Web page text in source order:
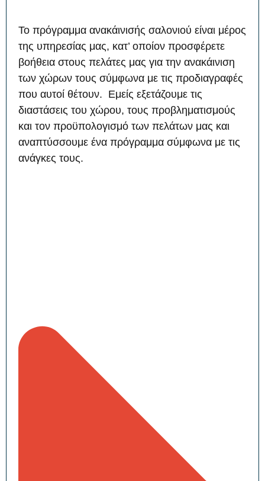
To πρόγραμμα ανακάινισής σαλονιού είναι μέρος
της υπηρεσίας μας, κατ’ οποίον προσφέρετε
βοήθεια στους πελάτες μας για την ανακάινιση
των χώρων τους σύμφωνα με τις προδιαγραφές
που αυτοί θέτουν. Εμείς εξετάζουμε τις
διαστάσεις του χώρου, τους προβληματισμούς
και τον προϋπολογισμό των πελάτων μας και
αναπτύσσουμε ένα πρόγραμμα σύμφωνα με τις
ανάγκες τους.